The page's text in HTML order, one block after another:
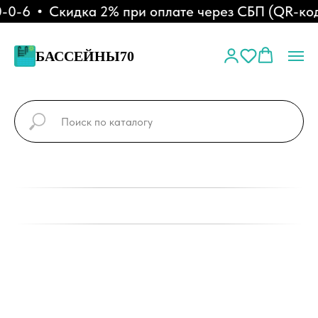
6 Скидка 2% при оплате через СБП (QR-код)
БАССЕЙНЫ70